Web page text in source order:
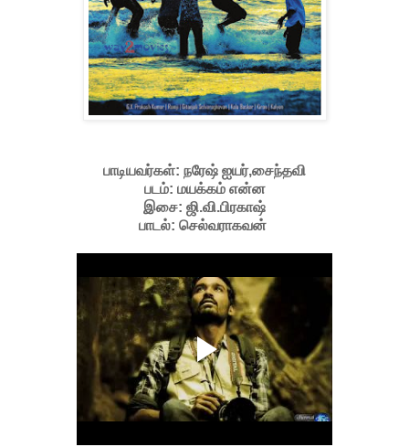
பாடியவர்கள்: நரேஷ் ஐயர்,சைந்தவி
படம்: மயக்கம் என்ன
இசை: ஜி.வி.பிரகாஷ்
பாடல்: செல்வராகவன்